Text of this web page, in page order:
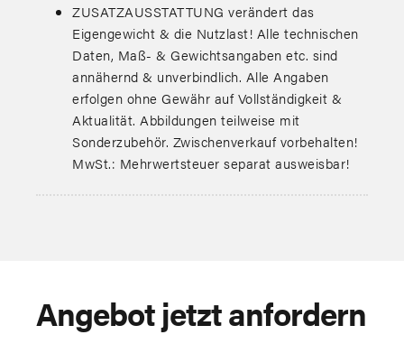
ZUSATZAUSSTATTUNG verändert das
Eigengewicht & die Nutzlast! Alle technischen
Daten, Maß- & Gewichtsangaben etc. sind
annähernd & unverbindlich. Alle Angaben
erfolgen ohne Gewähr auf Vollständigkeit &
Aktualität. Abbildungen teilweise mit
Sonderzubehör. Zwischenverkauf vorbehalten!
MwSt.: Mehrwertsteuer separat ausweisbar!
Angebot jetzt anfordern